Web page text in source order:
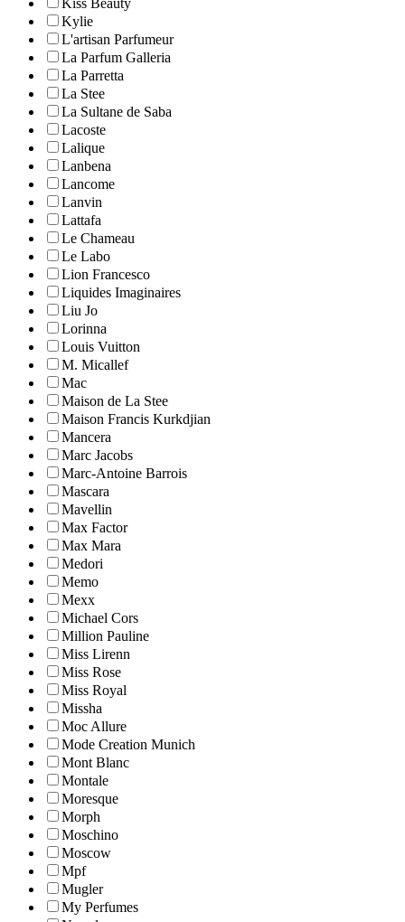
Kiss Beauty
Kylie
L'artisan Parfumeur
La Parfum Galleria
La Parretta
La Stee
La Sultane de Saba
Lacoste
Lalique
Lanbena
Lancome
Lanvin
Lattafa
Le Chameau
Le Labo
Lion Francesco
Liquides Imaginaires
Liu Jo
Lorinna
Louis Vuitton
M. Micallef
Mac
Maison de La Stee
Maison Francis Kurkdjian
Mancera
Marc Jacobs
Marc-Antoine Barrois
Mascara
Mavellin
Max Factor
Max Mara
Medori
Memo
Mexx
Michael Cors
Million Pauline
Miss Lirenn
Miss Rose
Miss Royal
Missha
Moc Allure
Mode Creation Munich
Mont Blanc
Montale
Moresque
Morph
Moschino
Moscow
Mpf
Mugler
My Perfumes